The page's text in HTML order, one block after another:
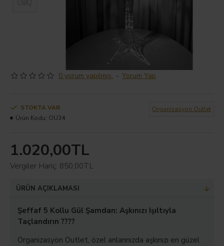
0 yorum yapılmış. - Yorum Yap
1.020,00TL
Vergiler Hariç: 850,00TL
STOKTA VAR
Ürün Kodu: OU34
Organizasyon Outlet
ÜRÜN AÇIKLAMASI
Şeffaf 5 Kollu Gül Şamdan: Aşkınızı Işıltıyla
Taçlandırın ????
Organizasyon Outlet, özel anlarınızda aşkınızı en güzel